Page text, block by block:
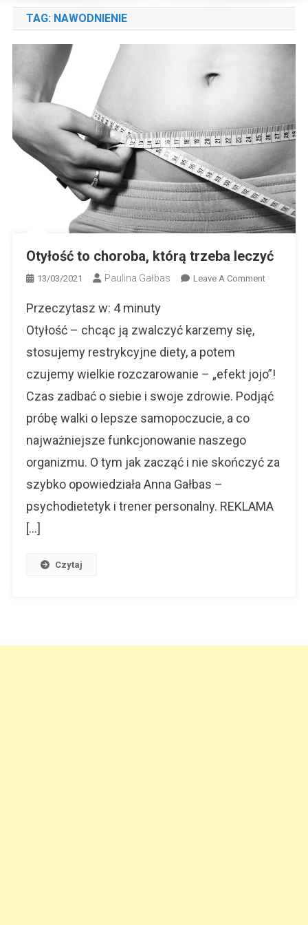
TAG: NAWODNIENIE
Otyłość to choroba, którą trzeba leczyć
13/03/2021 Paulina Gałbas Leave A CommentOn
Leczyć
Przeczytasz w: 4 minuty
Otyłość – chcąc ją zwalczyć karzemy się,
stosujemy restrykcyjne diety, a potem
czujemy wielkie rozczarowanie – „efekt jojo”!
Czas zadbać o siebie i swoje zdrowie. Podjąć
próbę walki o lepsze samopoczucie, a co
najważniejsze funkcjonowanie naszego
organizmu. O tym jak zacząć i nie skończyć za
szybko opowiedziała Anna Gałbas –
psychodietetyk i trener personalny. REKLAMA
[…]
Czytaj